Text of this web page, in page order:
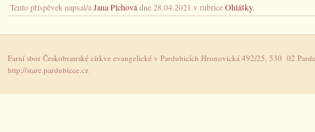
Tento příspěvek napsal/aJana Plchovádne 28.04.2021 v rubriceOhlášky.
Farní sbor Českobratrské církve evangelické v Pardubicích Hronovická 492/25, 530 02
http://stare.pardubicce.cz